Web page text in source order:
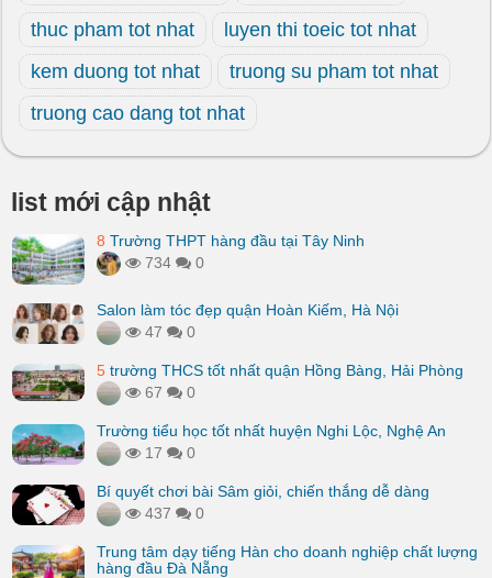
thuc pham tot nhat
luyen thi toeic tot nhat
kem duong tot nhat
truong su pham tot nhat
truong cao dang tot nhat
list mới cập nhật
8 Trường THPT hàng đầu tại Tây Ninh
734
0
Salon làm tóc đẹp quận Hoàn Kiếm, Hà Nội
47
0
5 trường THCS tốt nhất quận Hồng Bàng, Hải Phòng
67
0
Trường tiểu học tốt nhất huyện Nghi Lộc, Nghệ An
17
0
Bí quyết chơi bài Sâm giỏi, chiến thắng dễ dàng
437
0
Trung tâm dạy tiếng Hàn cho doanh nghiệp chất lượng
hàng đầu Đà Nẵng